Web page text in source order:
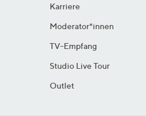
Karriere
Moderator*innen
TV-Empfang
Studio Live Tour
Outlet